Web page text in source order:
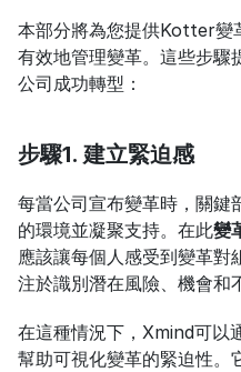
本部分將為您提供Kotter變
有效地管理變革。這些步驟
公司成功轉型：
步驟1. 建立緊迫感
每當公司宣布變革時，關鍵
的環境並凝聚支持。在此變
應該讓每個人感受到變革對
注於識別潛在風險、機會和
在這種情況下，Xmind可以
幫助可視化變革的緊迫性。